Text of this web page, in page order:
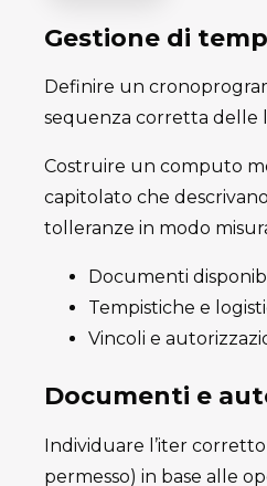
Gestione di
Definire un
sequenza corretta delle
Costruire un computo
capitolato che
tolleranze in modo
Documenti
Tempistiche e
Vincoli e
Documenti e
Individuare l’iter corretto
permesso) in base alle